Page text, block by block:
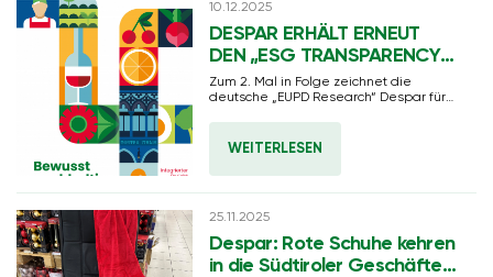
10.12.2025
DESPAR ERHÄLT ERNEUT
DEN „ESG TRANSPARENCY
AWARD“
Zum 2. Mal in Folge zeichnet die
deutsche „EUPD Research“ Despar für
Nachhaltigkeitsberichterstattung aus.
WEITERLESEN
25.11.2025
Despar: Rote Schuhe kehren
in die Südtiroler Geschäfte